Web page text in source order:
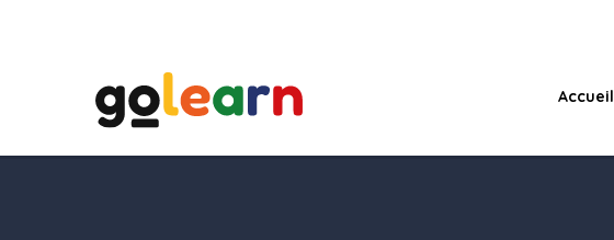
Accueil